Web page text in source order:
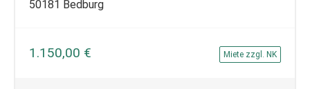
50181 Bedburg
1.150,00 € Miete zzgl. NK